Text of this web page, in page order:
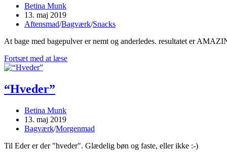
Post
author:
Betina Munk
Post
published:
13. maj 2019
Post
Aftensmad/Bagværk/Snacks
At bage med bagepulver er nemt og anderledes. resultatet er
Fortsæt med at læseVerdens
“Hveder”
Post
author:
Betina Munk
Post
published:
13. maj 2019
Post
Bagværk/Morgenmad
Til Eder er der "hveder". Glædelig bøn og faste, eller ikke :-)